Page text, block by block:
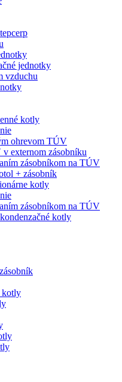
jednotky
vzduchu
kotly
ohrevom TÚV
externom zásobníku
zásobníkom na TÚV
+ zásobník
kotly
zásobníkom na TÚV
kotly
kotly